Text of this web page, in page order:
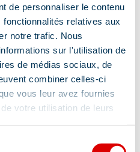
de personnaliser le contenu
relatives aux
notre trafic. Nous
sur l'utilisation de
de médias sociaux, de
combiner celles-ci
vous leur avez fournies
votre utilisation de leurs